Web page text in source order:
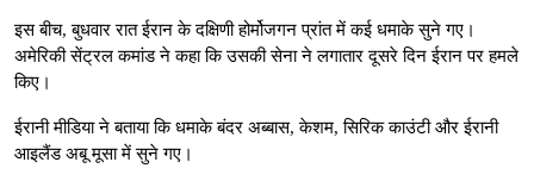
इस बीच, बुधवार रात ईरान के दक्षिणी होर्मोजगन प्रांत में कई धमाके सुने गए।
अमेरिकी सेंट्रल कमांड ने कहा कि उसकी सेना ने लगातार दूसरे दिन ईरान पर हमले
किए।
ईरानी मीडिया ने बताया कि धमाके बंदर अब्बास, केशम, सिरिक काउंटी और ईरानी
आइलैंड अबू मूसा में सुने गए।